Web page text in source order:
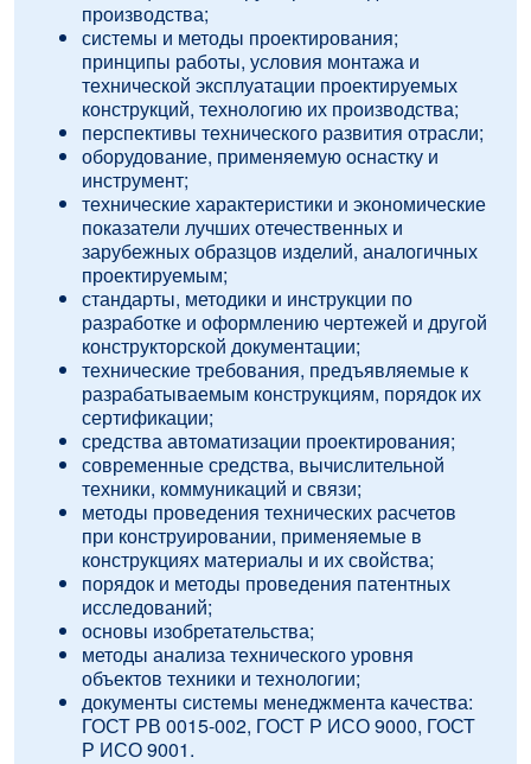
производства;
системы и методы проектирования;
принципы работы, условия монтажа и
технической эксплуатации проектируемых
конструкций, технологию их производства;
перспективы технического развития отрасли;
оборудование, применяемую оснастку и
инструмент;
технические характеристики и экономические
показатели лучших отечественных и
зарубежных образцов изделий, аналогичных
проектируемым;
стандарты, методики и инструкции по
разработке и оформлению чертежей и другой
конструкторской документации;
технические требования, предъявляемые к
разрабатываемым конструкциям, порядок их
сертификации;
средства автоматизации проектирования;
современные средства, вычислительной
техники, коммуникаций и связи;
методы проведения технических расчетов
при конструировании, применяемые в
конструкциях материалы и их свойства;
порядок и методы проведения патентных
исследований;
основы изобретательства;
методы анализа технического уровня
объектов техники и технологии;
документы системы менеджмента качества:
ГОСТ РВ 0015-002, ГОСТ Р ИСО 9000, ГОСТ
Р ИСО 9001.